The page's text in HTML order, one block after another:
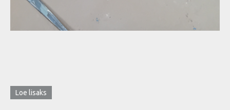
Loe lisaks